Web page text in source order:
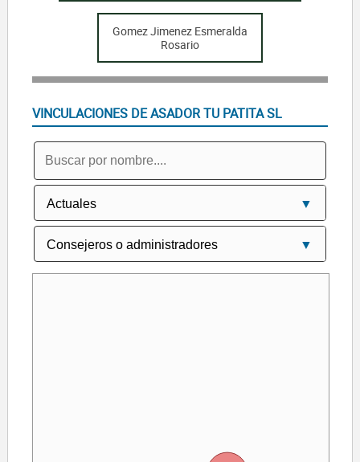
Gomez Jimenez Esmeralda
Rosario
VINCULACIONES DE ASADOR TU PATITA SL